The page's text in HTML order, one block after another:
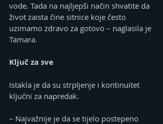
vode. Tada na najljepši način shvatite da
život zaista čine sitnice koje često
uzimamo zdravo za gotovo – naglasila je
Tamara.
Ključ za sve
Istakla je da su strpljenje i kontinuitet
ključni za napredak.
– Najvažnije je da se tijelo postepeno